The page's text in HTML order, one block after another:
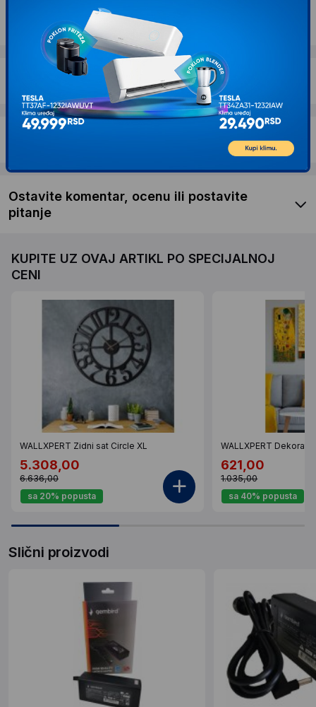
Dostava i povrat
Ostavite komentar, ocenu ili postavite
pitanje
KUPITE UZ OVAJ ARTIKL PO SPECIJALNOJ
CENI
WALLXPERT Zidni sat Circle XL
5.308,00
6.636,00
sa 20% popusta
WALLXPERT
621,00
1.035,00
sa 40% popusta
Slični proizvodi